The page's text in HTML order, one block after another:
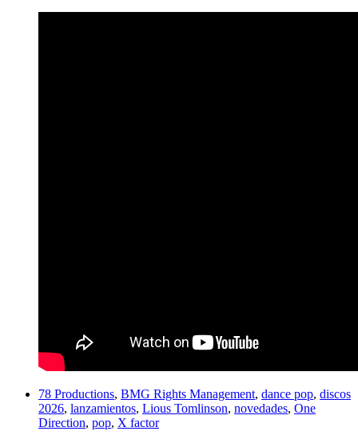
78 Productions, BMG Rights Management, dance pop, discos
2026, lanzamientos, Lious Tomlinson, novedades, One
Direction, pop, X factor